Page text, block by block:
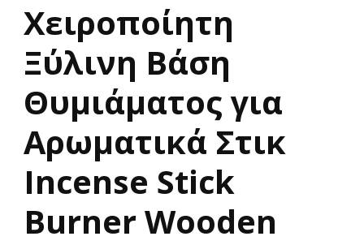
Χειροποίητη
Ξύλινη Βάση
Θυμιάματος για
Αρωματικά Στικ
Incense Stick
Burner Wooden